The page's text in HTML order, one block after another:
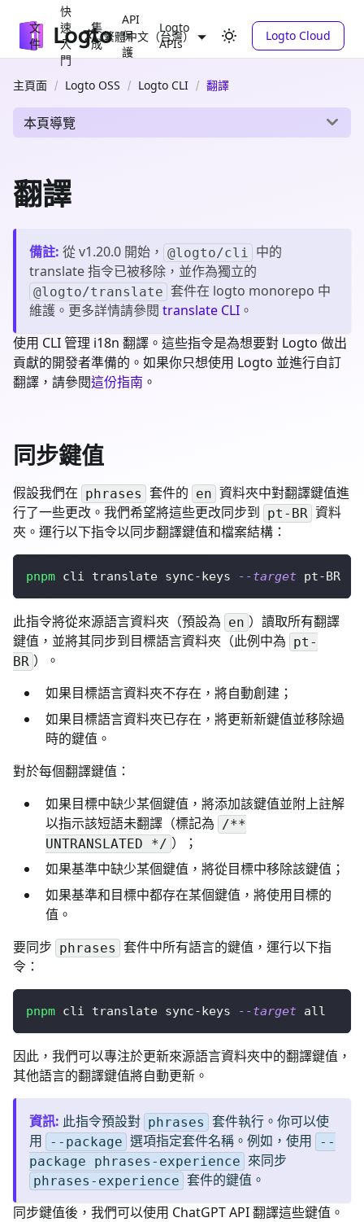
文
件
快
速
入
門
集
成
API
保
護
Logto
APIs
繁體中文（台灣） Logto Cloud
主頁面 Logto OSS Logto CLI 翻譯
本頁導覽
翻譯
備註: 從 v1.20.0 開始， @logto/cli
中的
translate 指令已被移除，並作為獨立的
@logto/translate 套件在 logto monorepo 中
維護。更多詳情請參閱 translate CLI 。
使用 CLI 管理 i18n 翻譯。這些指令是為想要對 Logto 做出
貢獻的開發者準備的。如果你只想使用 Logto 並進行自訂
翻譯，請參閱這份指南 。
同步鍵值
假設我們在 phrases 套件的 en 資料夾中對翻譯鍵值進
行了一些更改。我們希望將這些更改同步到 pt-BR 資料
夾。運行以下指令以同步翻譯鍵值和檔案結構：
pnpm cli translate sync-keys --target pt-BR
此指令將從來源語言資料夾（預設為 en ）讀取所有翻譯
鍵值，並將其同步到目標語言資料夾（此例中為 pt-
BR ）。
如果目標語言資料夾不存在，將自動創建；
如果目標語言資料夾已存在，將更新新鍵值並移除過
時的鍵值。
對於每個翻譯鍵值：
如果目標中缺少某個鍵值，將添加該鍵值並附上註解
以指示該短語未翻譯（標記為
/**
UNTRANSLATED */ ）；
如果基準中缺少某個鍵值，將從目標中移除該鍵值；
如果基準和目標中都存在某個鍵值，將使用目標的
值。
要同步 phrases 套件中所有語言的鍵值，運行以下指
令：
pnpm cli translate sync-keys --target all
因此，我們可以專注於更新來源語言資料夾中的翻譯鍵值，
其他語言的翻譯鍵值將自動更新。
資訊: 此指令預設對 phrases 套件執行。你可以使
用
--package 選項指定套件名稱。例如，使用
--
package phrases-experience 來同步
phrases-experience 套件的鍵值。
同步鍵值後，我們可以使用 ChatGPT API 翻譯這些鍵值。